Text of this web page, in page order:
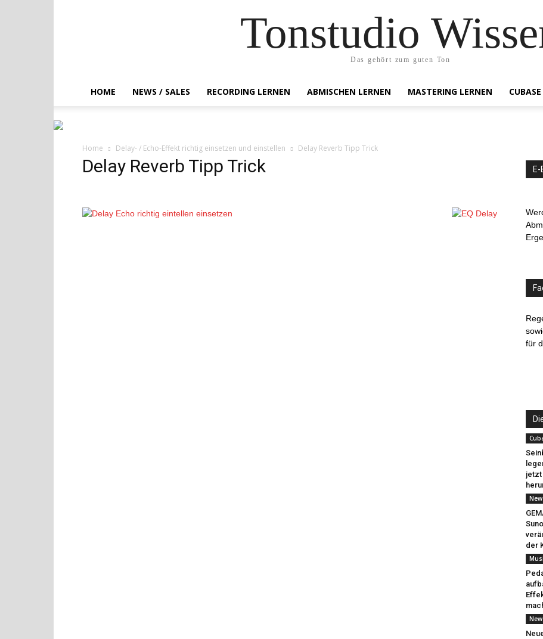
Tonstudio
Das gehört zum guten Ton
HOME NEWS / SALES RECORDING LERNEN ABMISCHEN LERNEN MASTERING LERNEN
Home Delay- / Echo-Effekt richtig einsetzen und einstellen Delay Reverb Tipp Trick
Delay Reverb Tipp Trick
für
der